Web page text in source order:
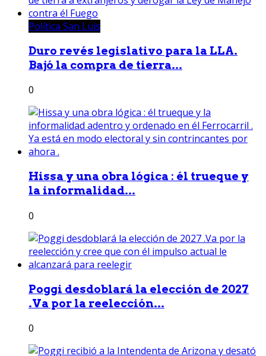
Política San Luis
Duro revés legislativo para la LLA.
Bajó la compra de tierra...
0
Hissa y una obra lógica : él trueque y
la informalidad...
0
Poggi desdoblará la elección de 2027
.Va por la reelección...
0